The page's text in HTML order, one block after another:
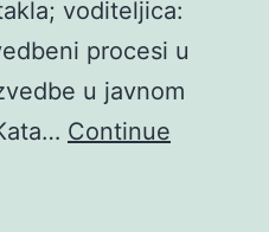
voditeljica:
procesi u
u javnom
Continue